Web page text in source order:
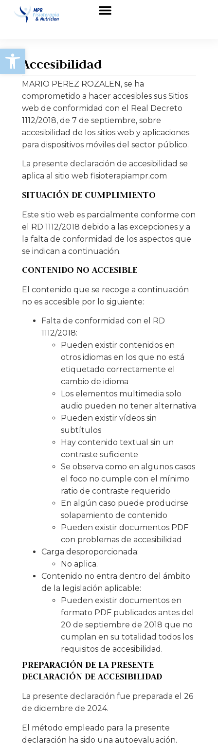
Abrir barra de herramientas
Accesibilidad
MARIO PEREZ ROZALEN, se ha
comprometido a hacer accesibles sus Sitios
web de conformidad con el Real Decreto
1112/2018, de 7 de septiembre, sobre
accesibilidad de los sitios web y aplicaciones
para dispositivos móviles del sector público.
La presente declaración de accesibilidad se
aplica al sitio web fisioterapiampr.com
SITUACIÓN DE CUMPLIMIENTO
Este sitio web es parcialmente conforme con
el RD 1112/2018 debido a las excepciones y a
la falta de conformidad de los aspectos que
se indican a continuación.
CONTENIDO NO ACCESIBLE
El contenido que se recoge a continuación
no es accesible por lo siguiente:
Falta de conformidad con el RD
1112/2018:
Pueden existir contenidos en
otros idiomas en los que no está
etiquetado correctamente el
cambio de idioma
Los elementos multimedia solo
audio pueden no tener alternativa
Pueden existir vídeos sin
subtítulos
Hay contenido textual sin un
contraste suficiente
Se observa como en algunos casos
el foco no cumple con el mínimo
ratio de contraste requerido
En algún caso puede producirse
solapamiento de contenido
Pueden existir documentos PDF
con problemas de accesibilidad
Carga desproporcionada:
No aplica.
Contenido no entra dentro del ámbito
de la legislación aplicable:
Pueden existir documentos en
formato PDF publicados antes del
20 de septiembre de 2018 que no
cumplan en su totalidad todos los
requisitos de accesibilidad.
PREPARACIÓN DE LA PRESENTE
DECLARACIÓN DE ACCESIBILIDAD
La presente declaración fue preparada el 26
de diciembre de 2024.
El método empleado para la presente
declaración ha sido una autoevaluación.